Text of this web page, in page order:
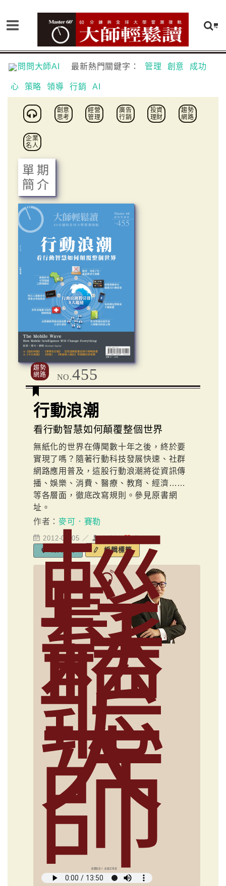
問問大師AI 最新熱門關鍵字： 管理 創意 成功
心 策略 領導 行銷 AI
創意
思考
經營
管理
廣告
行銷
投資
理財
趨勢
網路
企業
名人
單期
簡介
趨勢
網路
NO.455
行動浪潮
看行動智慧如何顛覆整個世界
無紙化的世界在傳聞數十年之後，終於要
實現了嗎？隨著行動科技發展快速、社群
網路應用普及，這股行動浪潮將從資訊傳
播、娛樂、消費、醫療、教育、經濟……
等各層面，徹底改寫規則。參見原書網
址。
作者：麥可．賽勒
2012-09-05 ／ 11511 3
編輯標籤
輕
鬆
聽
大
師
媒體創意人 俞國定導讀